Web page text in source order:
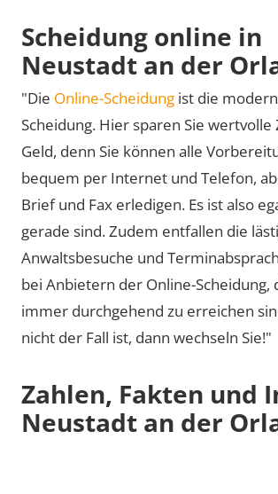
Scheidung online in
Neustadt an der
"Die Online-Scheidung ist die
Scheidung. Hier sparen Sie
Geld, denn Sie können alle
bequem per Internet und Telefon,
Brief und Fax erledigen. Es ist also
gerade sind. Zudem entfallen die
Anwaltsbesuche und
bei Anbietern der Online-Scheidung,
immer durchgehend zu erreichen
nicht der Fall ist, dann wechseln Sie!"
Zahlen, Fakten und
Neustadt an der